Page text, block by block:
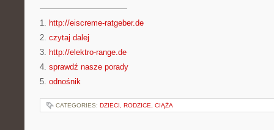
———————————
1. http://eiscreme-ratgeber.de
2. czytaj dalej
3. http://elektro-range.de
4. sprawdź nasze porady
5. odnośnik
CATEGORIES: DZIECI, RODZICE, CIĄŻA